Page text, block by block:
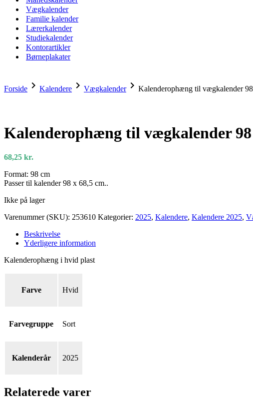
Vægkalender
Familie kalender
Lærerkalender
Studiekalender
Kontorartikler
Børneplakater
Forside chevron_right Kalendere chevron_right Vægkalenderchevron_right Kalenderophæng til vægkalender
Kalenderophæng til vægkalender 98
68,25 kr.
Format: 98 cm
Passer til kalender 98 x 68,5 cm..
Ikke på lager
Varenummer (SKU): 253610 Kategorier: 2025, Kalendere, Kalendere 2025,
Beskrivelse
Yderligere information
Kalenderophæng i hvid plast
Farve Hvid
Farvegruppe Sort
Kalenderår 2025
Relaterede varer